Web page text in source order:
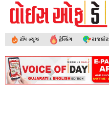
ટૉપ ન્યૂઝ ટ્રેન્ડિંગ રાજકોટ